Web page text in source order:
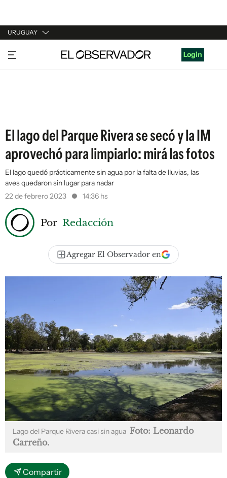
URUGUAY
URUGUAY
ARGENTINA
Login
El lago del Parque Rivera se secó y la IM
aprovechó para limpiarlo: mirá las fotos
El lago quedó prácticamente sin agua por la falta de lluvias, las
aves quedaron sin lugar para nadar
22 de febrero 2023
14:36 hs
Por Redacción
Agregar El Observador en
Lago del Parque Rivera casi sin agua Foto: Leonardo
Carreño.
Compartir